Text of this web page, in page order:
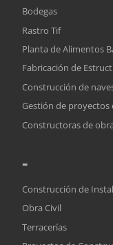
Bodegas
Rastro Tif
Planta de Alimentos
Fabricación de
Construcción de
Gestión de proyectos
Constructoras de
-
Construcción de
Obra Civil
Terracerías